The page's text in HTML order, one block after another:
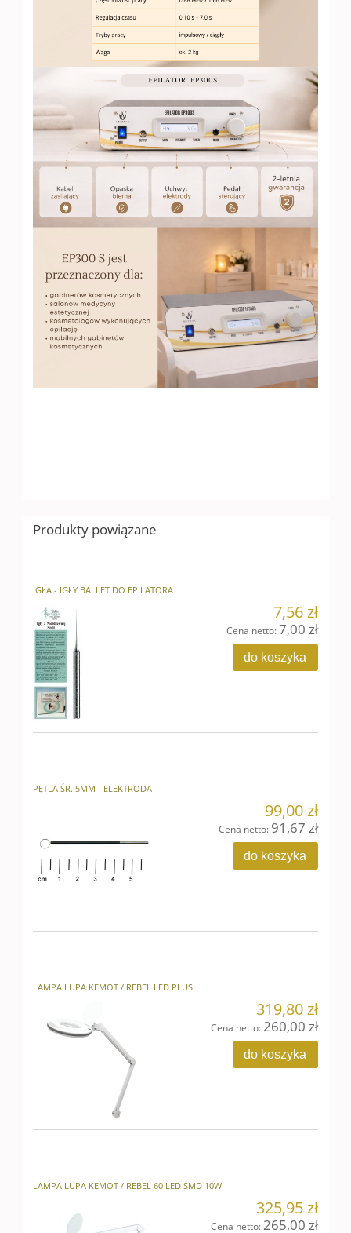
Produkty powiązane
IGŁA - IGŁY BALLET DO EPILATORA
7,56 zł
Cena netto:7,00 zł
do koszyka
PĘTLA ŚR. 5MM - ELEKTRODA
99,00 zł
Cena netto: 91,67 zł
do koszyka
LAMPA LUPA KEMOT / REBEL LED PLUS
319,80 zł
Cena netto:260,00 zł
do koszyka
LAMPA LUPA KEMOT / REBEL 60 LED SMD 10W
325,95 zł
Cena netto:265,00 zł